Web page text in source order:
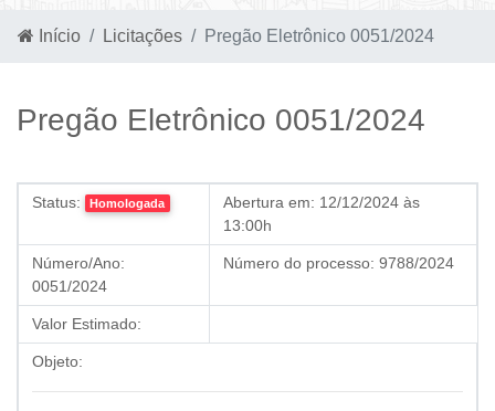
Início Licitações Pregão Eletrônico 0051/2024
Pregão Eletrônico 0051/2024
Status: Homologada Abertura em: 12/12/2024 às
13:00h
Número/Ano:
0051/2024
Número do processo: 9788/2024
Valor Estimado:
Objeto: